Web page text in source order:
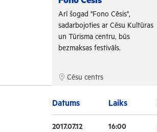
Arī šogad "Fono Cēsis",
sadarbojoties ar Cēsu Kultūras
un Tūrisma centru, būs
bezmaksas festivāls.
Cēsu centrs
Datums Laiks
2017.07.12 16:00